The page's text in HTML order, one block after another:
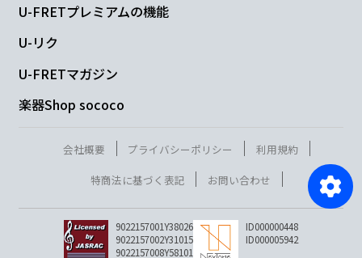
U-FRETプレミアムの機能
U-リク
U-FRETマガジン
楽器Shop sococo
会社概要 プライバシーポリシー
利用規約
特商法に基づく表記
お問い合わせ
9022157001Y38026
9022157002Y31015
9022157008Y58101
ID000000448
ID000005942